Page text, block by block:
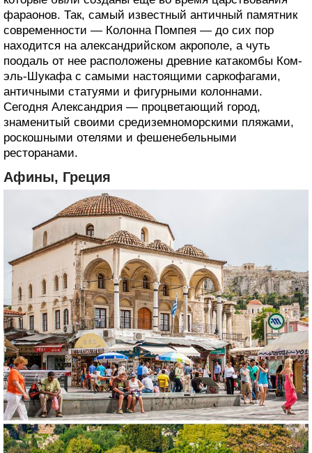
фараонов. Так, самый известный античный памятник
современности — Колонна Помпея — до сих пор
находится на александрийском акрополе, а чуть
поодаль от нее расположены древние катакомбы Ком-
эль-Шукафа с самыми настоящими саркофагами,
античными статуями и фигурными колоннами.
Сегодня Александрия — процветающий город,
знаменитый своими средиземноморскими пляжами,
роскошными отелями и фешенебельными
ресторанами.
Афины, Греция